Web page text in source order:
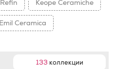
Refin Keope Ceramiche
Emil Ceramica
133 коллекции